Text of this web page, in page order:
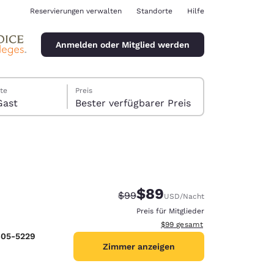
Reservierungen verwalten Standorte Hilfe
Anmelden oder Mitglied werden
1 Gast
Preis
Bester verfügbarer Preis
5229
Durchgestrichener Preis:
$99Vergünstigter Preis:
$89USD/Nacht
Preis für Mitglieder
Geschätzte Gesamtdetails
$99 gesamt
Zimmer anzeigen